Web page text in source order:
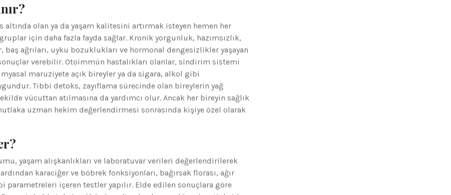
olan ya da yaşam kalitesini artırmak isteyen hemen her
için daha fazla fayda sağlar. Kronik yorgunluk, hazımsızlık,
ağrıları, uyku bozuklukları ve hormonal dengesizlikler yaşayan
verebilir. Otoimmün hastalıkları olanlar, sindirim sistemi
maruziyete açık bireyler ya da sigara, alkol gibi
Tıbbi detoks, zayıflama sürecinde olan bireylerin yağ
vücuttan atılmasına da yardımcı olur. Ancak her bireyin sağlık
uzman hekim değerlendirmesi sonrasında kişiye özel olarak
yaşam alışkanlıkları ve laboratuvar verileri değerlendirilerek
karaciğer ve böbrek fonksiyonları, bağırsak florası, ağır
içeren testler yapılır. Elde edilen sonuçlara göre